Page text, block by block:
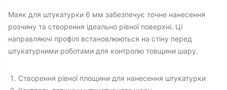
Маяк для штукатурки 6 мм забезпечує точне нанесення
розчину та створення ідеально рівної поверхні. Ці
направляючі профілі встановлюються на стіну перед
штукатурними роботами для контролю товщини шару.
Створення рівної площини для нанесення штукатурки